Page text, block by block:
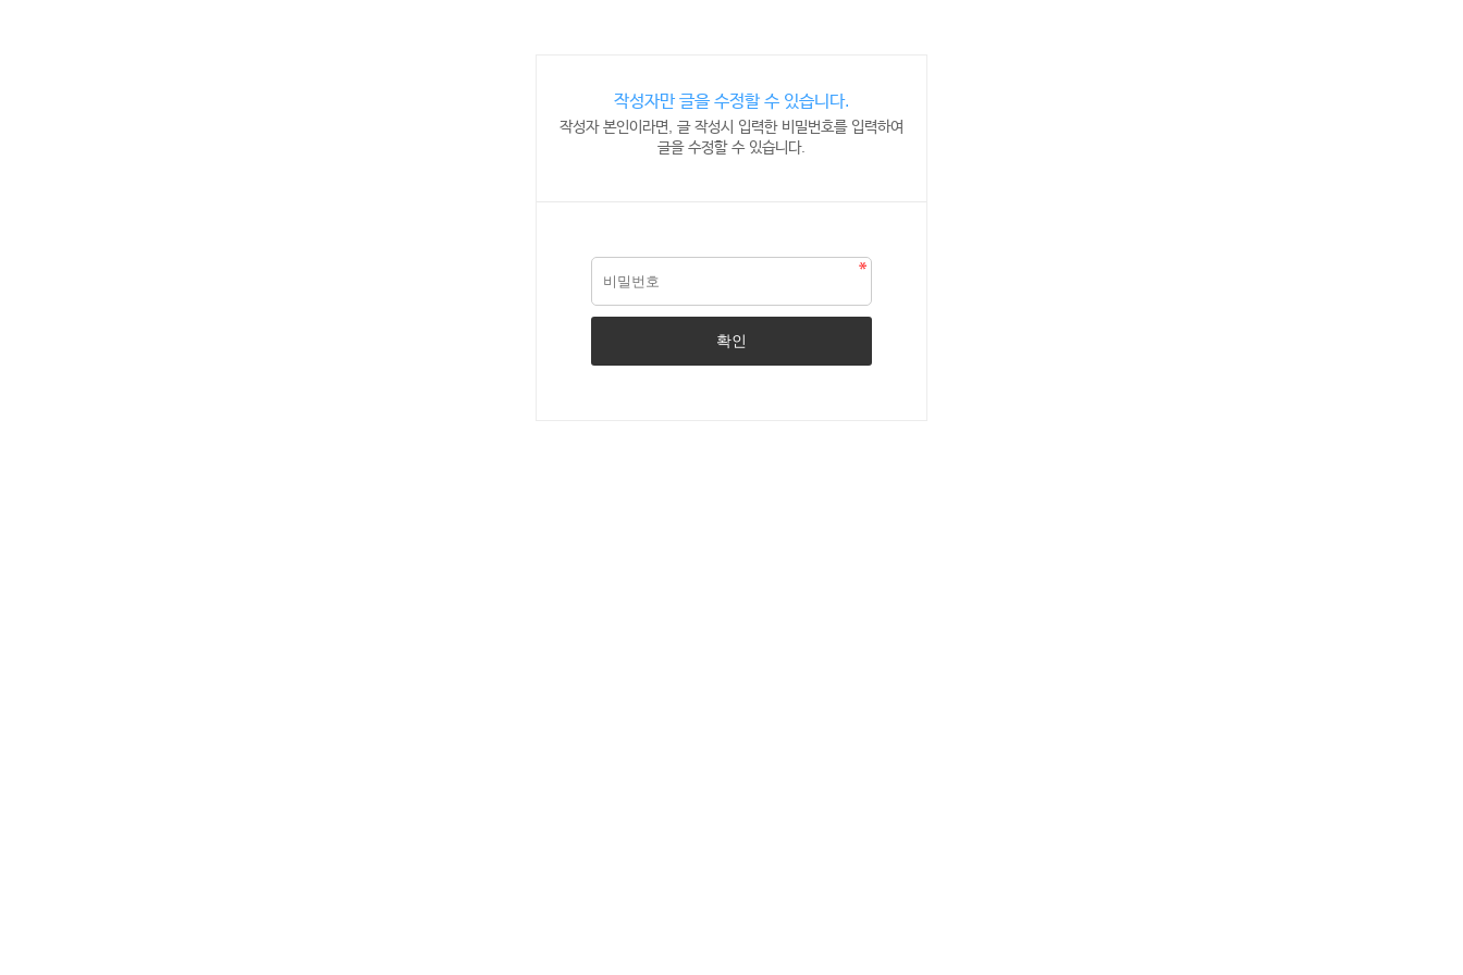
작성자만 글을 수정할 수 있습니다.
작성자 본인이라면, 글 작성시 입력한 비밀번호를 입력하여
글을 수정할 수 있습니다.